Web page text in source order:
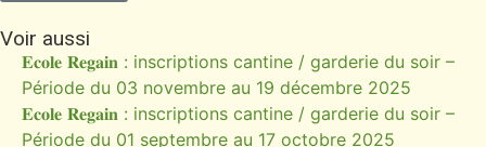
Voir aussi
𝐄𝐜𝐨𝐥𝐞 𝐑𝐞𝐠𝐚𝐢𝐧 : inscriptions cantine / garderie du soir –
Période du 03 novembre au 19 décembre 2025
𝐄𝐜𝐨𝐥𝐞 𝐑𝐞𝐠𝐚𝐢𝐧 : inscriptions cantine / garderie du soir –
Période du 01 septembre au 17 octobre 2025